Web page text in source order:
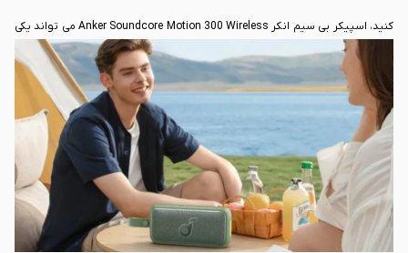
کنید، اسپیکر بی سیم انکر Anker Soundcore Motion 300 Wireless می تواند یکی
از بهترین گزینه های پیش روی شما باشد.
باید گفت که دریافت IPX7 باعث شده است تا این اسپیکر مقاومت مناسبی در برابر
آب و گرد و غبار استفاده داشته باشید و به طور کلی نسبت به محصولاتی که از
استاندارد IP67 استفاده می کنند، اسپیکر بی سیم انکر Anker Soundcore Motion
300 Wireless مقاومت بسیار بهتری را دارد.